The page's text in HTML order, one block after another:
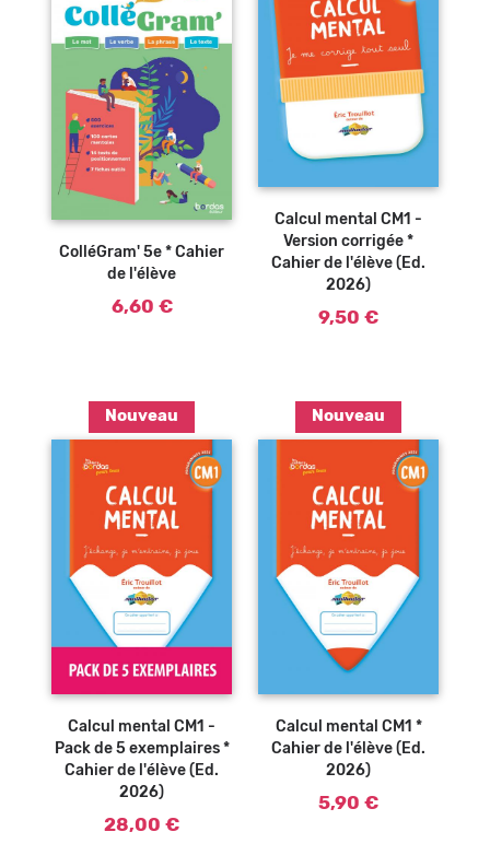
Ajouter au
ColléGram' 5e * Cahier
de l'élève
6,60 €
Ajouter au
Calcul mental CM1 -
Version corrigée *
Cahier de l'élève (Ed.
2026)
9,50 €
Nouveau
Calcul mental CM1 -
Pack de 5 exemplaires *
Cahier de l'élève (Ed.
2026)
28,00 €
Nouveau
Calcul mental CM1 *
Cahier de l'élève (Ed.
2026)
5,90 €